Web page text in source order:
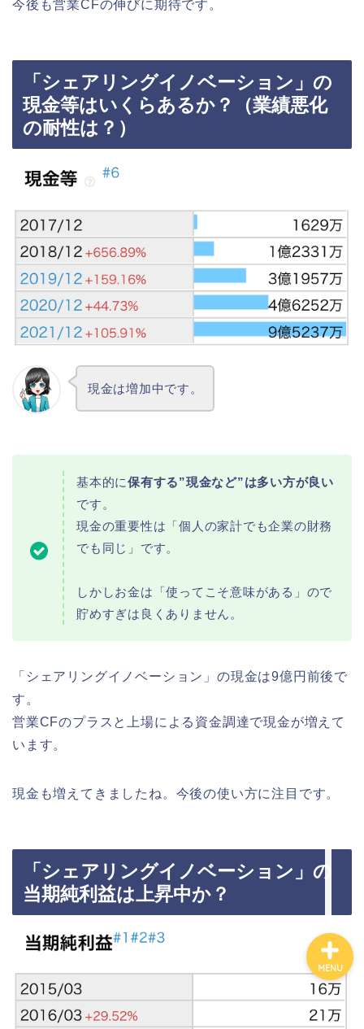
今後も営業CFの伸びに期待です。
「シェアリングイノベーション」の
現金等はいくらあるか？（業績悪化
の耐性は？）
現金は増加中です。
基本的に保有する”現金など”は多い方が良い
です。
現金の重要性は「個人の家計でも企業の財務
でも同じ」です。
しかしお金は「使ってこそ意味がある」ので
貯めすぎは良くありません。
「シェアリングイノベーション」の現金は9億円前後で
す。
営業CFのプラスと上場による資金調達で現金が増えて
います。
現金も増えてきましたね。今後の使い方に注目です。
「シェアリングイノベーション」の
当期純利益は上昇中か？
MENU
選
ビジネス・仕事